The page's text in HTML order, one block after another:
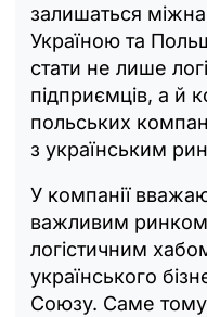
залишаться
Україною та
стати не лише
підприємців, а й
польських
з українським
У компанії
важливим
логістичним
українського
Союзу. Саме тому